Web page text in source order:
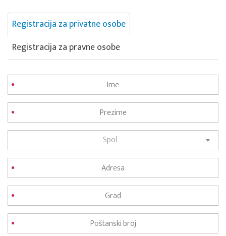
Registracija za privatne osobe
Registracija za pravne osobe
Spol